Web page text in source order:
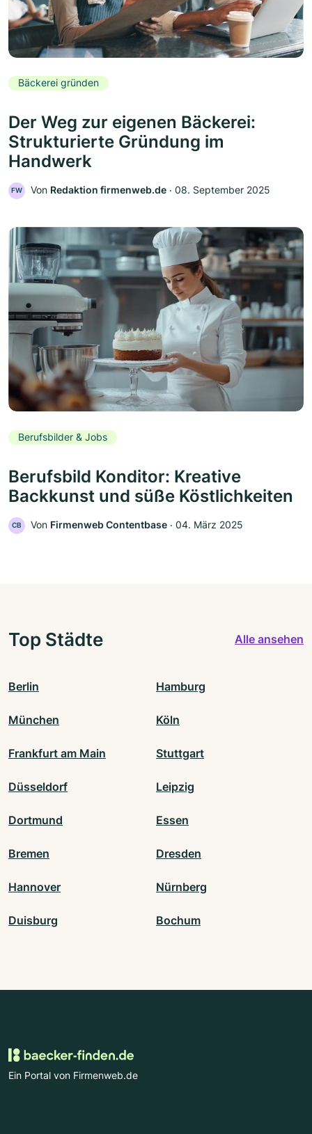
Bäckerei gründen
Der Weg zur eigenen Bäckerei:
Strukturierte Gründung im
Handwerk
FW Von Redaktion firmenweb.de ‧ 08. September 2025
Berufsbilder & Jobs
Berufsbild Konditor: Kreative
Backkunst und süße Köstlichkeiten
CB Von Firmenweb Contentbase ‧ 04. März 2025
Top Städte Alle ansehen
Berlin Hamburg
München Köln
Frankfurt am Main Stuttgart
Düsseldorf Leipzig
Dortmund Essen
Bremen Dresden
Hannover Nürnberg
Duisburg Bochum
Ein Portal von Firmenweb.de